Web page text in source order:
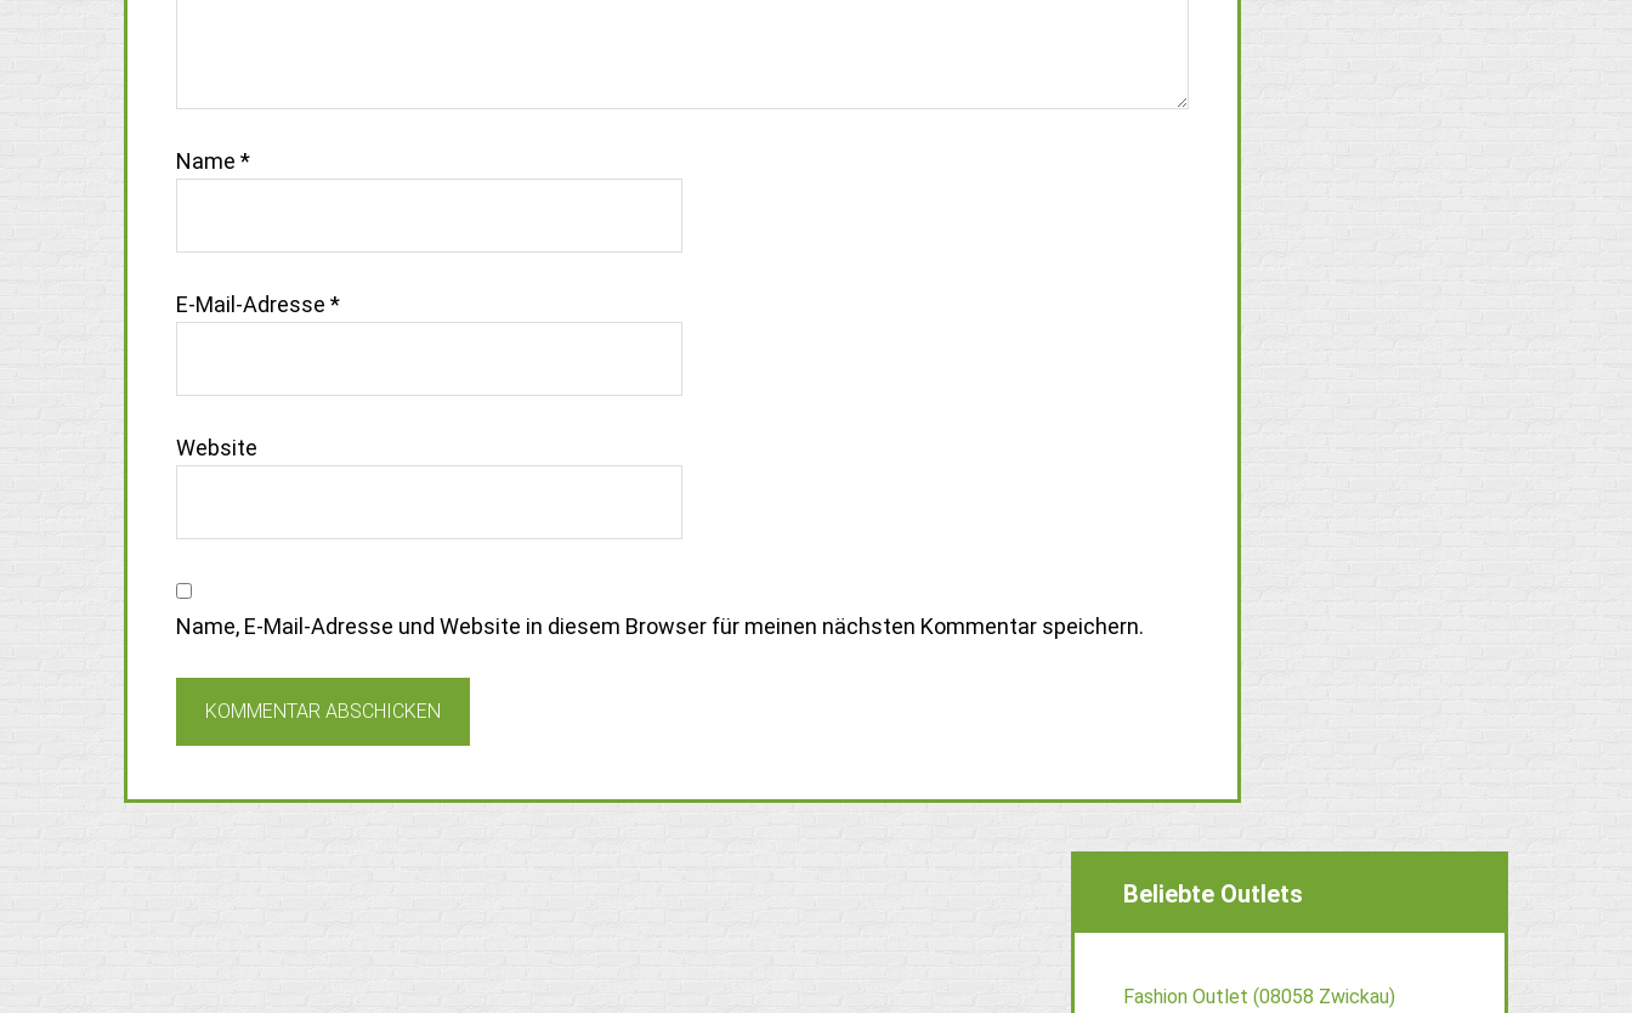
Name *
E-Mail-Adresse *
Website
Name, E-Mail-Adresse und Website in diesem Browser für meinen nächsten Kommentar speichern.
Beliebte Outlets
Fashion Outlet (08058 Zwickau)